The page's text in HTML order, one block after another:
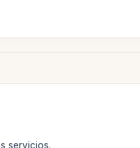
servicios.